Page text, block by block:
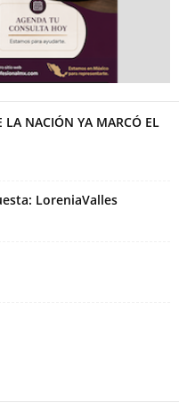
LA NACIÓN YA MARCÓ EL
LoreniaValles